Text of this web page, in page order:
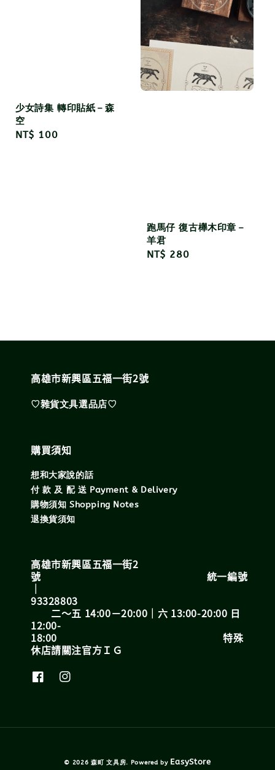
少女詩集 轉印貼紙－森
空
Regular
NT$ 100
跑馬仔 復古櫸木印章－
羊君
Regular
NT$ 280
高雄市新興區五福一街2號
♡雜貨文具選品店♡
購買須知
想和大家說的話
付 款 及 配 送 Payment & Delivery
購物須知 Shopping Notes
退換貨須知
高雄市新興區五福一街2
號 統一編號
｜
93328803
二～五 14:00－20:00｜六 13:00-20:00 日
12:00-
18:00 特殊
休店請關注官方ＩＧ
© 2026 森町 文具房. Powered by EasyStore